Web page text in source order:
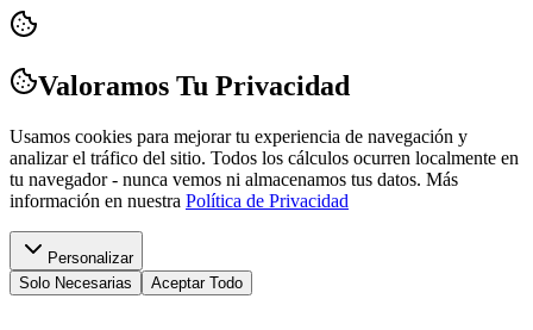
Valoramos Tu Privacidad
Usamos cookies para mejorar tu experiencia de navegación y
analizar el tráfico del sitio. Todos los cálculos ocurren localmente en
tu navegador - nunca vemos ni almacenamos tus datos. Más
información en nuestra Política de Privacidad
Personalizar
Solo Necesarias
Aceptar Todo